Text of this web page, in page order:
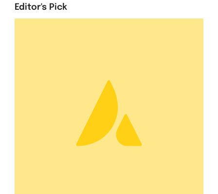
Editor's Pick